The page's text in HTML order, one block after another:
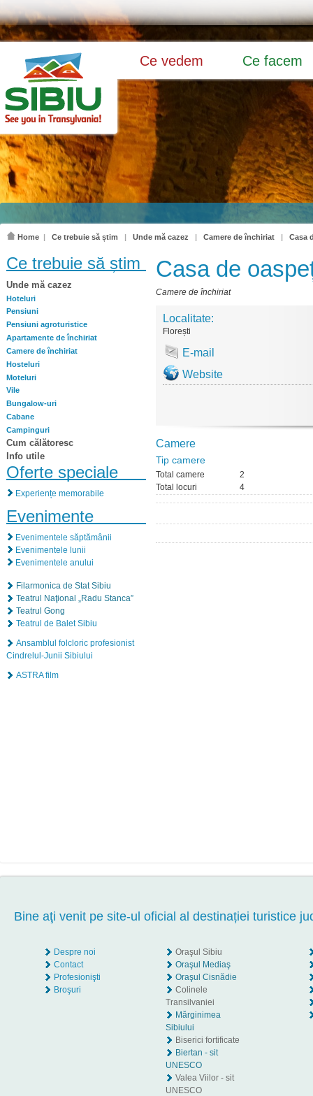
Ce vedem Ce facem
Home | Ce trebuie să știm | Unde mă cazez | Camere de închiriat | Casa
Ce trebuie să știm
Unde mă cazez
Hoteluri
Pensiuni
Pensiuni agroturistice
Apartamente de închiriat
Camere de închiriat
Hosteluri
Moteluri
Vile
Bungalow-uri
Cabane
Campinguri
Cum călătoresc
Info utile
Oferte speciale
Experiențe memorabile
Evenimente
Evenimentele săptămânii
Evenimentele lunii
Evenimentele anului
Filarmonica de Stat Sibiu
Teatrul Naţional „Radu Stanca”
Teatrul Gong
Teatrul de Balet Sibiu
Ansamblul folcloric profesionist
Cindrelul-Junii Sibiului
ASTRA film
Casa de
Camere de închiriat
Localitate:
Florești
E-mail
Website
Camere
Tip camere
Total camere
2
Total locuri
4
Bine aţi venit pe site-ul oficial al destinației turistice
Despre noi
Contact
Profesionişti
Broşuri
Oraşul Sibiu
Oraşul Mediaş
Oraşul Cisnădie
Colinele
Transilvaniei
Mărginimea
Sibiului
Biserici fortificate
Biertan - sit
UNESCO
Valea Viilor - sit
UNESCO